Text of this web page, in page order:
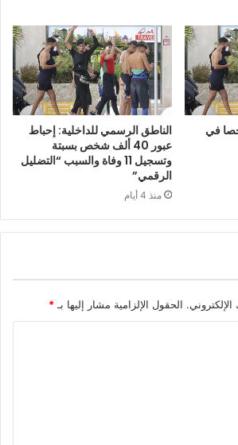
25 شخصا في
الناطق الرسمي للداخلية: إحباط
عبور 40 ألف شخص بسبتة
وتسجيل 11 وفاة والسبب “التضليل
الرقمي”
منذ 4 أيام
الحقول الإلزامية مشار إليها بـ *